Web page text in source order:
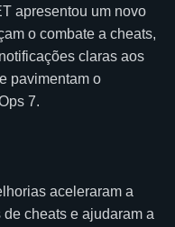
apresentou um novo
o combate a cheats,
claras aos
pavimentam o
7.
aceleraram a
cheats e ajudaram a